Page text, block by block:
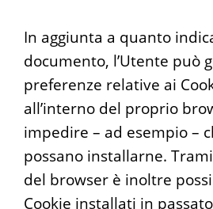
In aggiunta a quanto
documento, l’Utente può
preferenze relative ai
all’interno del proprio
impedire – ad esempio –
possano installarne.
del browser è inoltre
Cookie installati in